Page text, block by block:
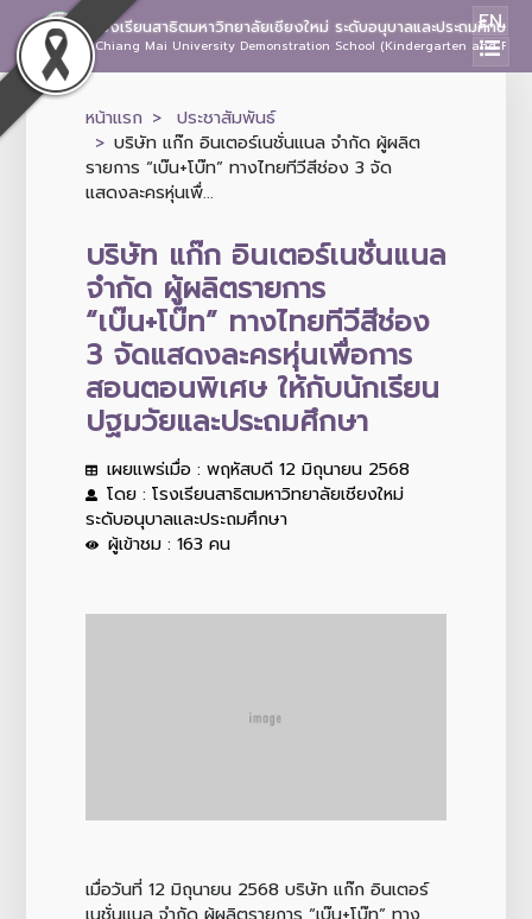
โรงเรียนสาธิตมหาวิทยาลัยเชียงใหม่ ระดับอนุบาลและประถมศึกษา
Chiang Mai University Demonstration School (Kindergarten and
EN
หน้าแรก
ประชาสัมพันธ์
บริษัท แก๊ก อินเตอร์เนชั่นแนล จำกัด ผู้ผลิต
รายการ “เบ๊น+โบ๊ท” ทางไทยทีวีสีช่อง 3 จัด
แสดงละครหุ่นเพื่...
บริษัท แก๊ก อินเตอร์เนชั่นแนล
จำกัด ผู้ผลิตรายการ
“เบ๊น+โบ๊ท” ทางไทยทีวีสีช่อง
3 จัดแสดงละครหุ่นเพื่อการ
สอนตอนพิเศษ ให้กับนักเรียน
ปฐมวัยและประถมศึกษา
เผยแพร่เมื่อ : พฤหัสบดี 12 มิถุนายน 2568
โดย : โรงเรียนสาธิตมหาวิทยาลัยเชียงใหม่
ระดับอนุบาลและประถมศึกษา
ผู้เข้าชม : 163 คน
เมื่อวันที่ 12 มิถุนายน 2568 บริษัท แก๊ก อินเตอร์